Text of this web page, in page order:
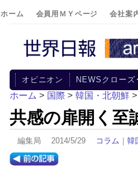
ホーム 会員用ＭＹページ 会社案
オピニオン NEWSクローズ
ホーム > 国際 > 韓国・北朝鮮
共感の扉開く至
編集局 2014/5/29 コラム ｜ 韓